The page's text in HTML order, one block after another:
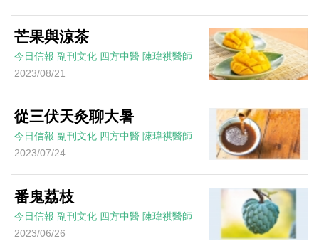
芒果與涼茶
今日信報 副刊文化 四方中醫 陳瑋祺醫師
2023/08/21
從三伏天灸聊大暑
今日信報 副刊文化 四方中醫 陳瑋祺醫師
2023/07/24
番鬼荔枝
今日信報 副刊文化 四方中醫 陳瑋祺醫師
2023/06/26